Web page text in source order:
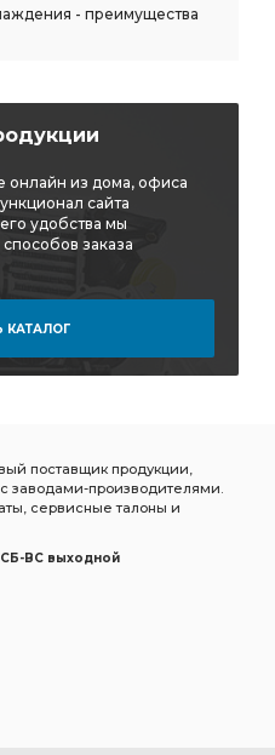
- преимущества
онлайн из дома, офиса
сайта
удобства мы
заказа
КАТАЛОГ
поставщик продукции,
заводами-производителями.
сервисные талоны и
СБ-ВС выходной